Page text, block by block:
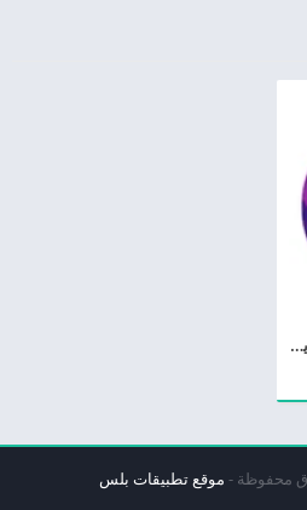
تحميل برنامج sweatcoin سويت كوين للاندرويد المشي لربح المال
موقع تطبيقات بلس